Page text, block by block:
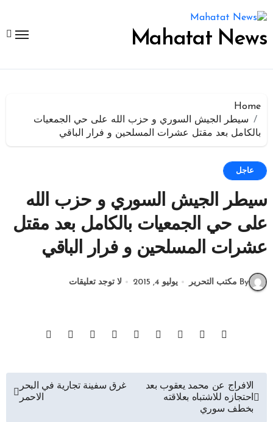
إلى
المحتوى
Mahatat News
Home
سيطر الجيش السوري و حزب الله على حي الجمعيات
بالكامل بعد مقتل عشرات المسلحين و فرار الباقي
عاجل
سيطر الجيش السوري و حزب الله
على حي الجمعيات بالكامل بعد مقتل
عشرات المسلحين و فرار الباقي
By مكتب التحرير يوليو 4, 2015 لا توجد تعليقات
تصفّح
المقالات
الافراج عن محمد يعقوب بعد
احتجازه للاشتباه بعلاقته
بخطف سوري
غرق سفينة تجارية في البحر
الاحمر